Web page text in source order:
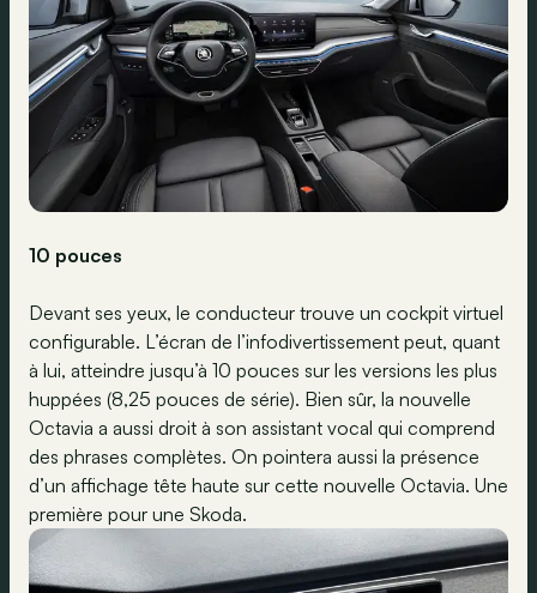
10 pouces
Devant ses yeux, le conducteur trouve un cockpit virtuel
configurable. L’écran de l’infodivertissement peut, quant
à lui, atteindre jusqu’à 10 pouces sur les versions les plus
huppées (8,25 pouces de série). Bien sûr, la nouvelle
Octavia a aussi droit à son assistant vocal qui comprend
des phrases complètes. On pointera aussi la présence
d’un affichage tête haute sur cette nouvelle Octavia. Une
première pour une Skoda.